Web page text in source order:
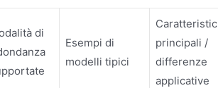
di
Esempi di
modelli tipici
principali /
differenze
applicative